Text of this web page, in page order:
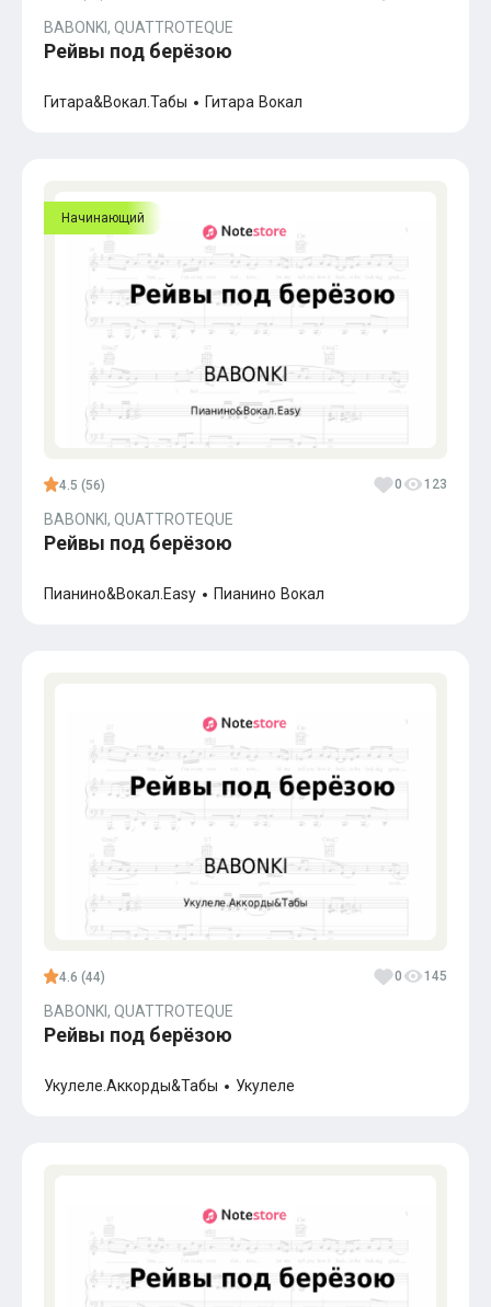
Популярное
БесплатныеBABONKI, QUATTROTEQUE
Рейвы под берёзою
Гитара&Вокал.Табы Гитара Вокал
Начинающий
4.5 (56) 0 123
BABONKI, QUATTROTEQUE
Рейвы под берёзою
Пианино&Вокал.Easy Пианино Вокал
4.6 (44) 0 145
BABONKI, QUATTROTEQUE
Рейвы под берёзою
Укулеле.Аккорды&Табы Укулеле